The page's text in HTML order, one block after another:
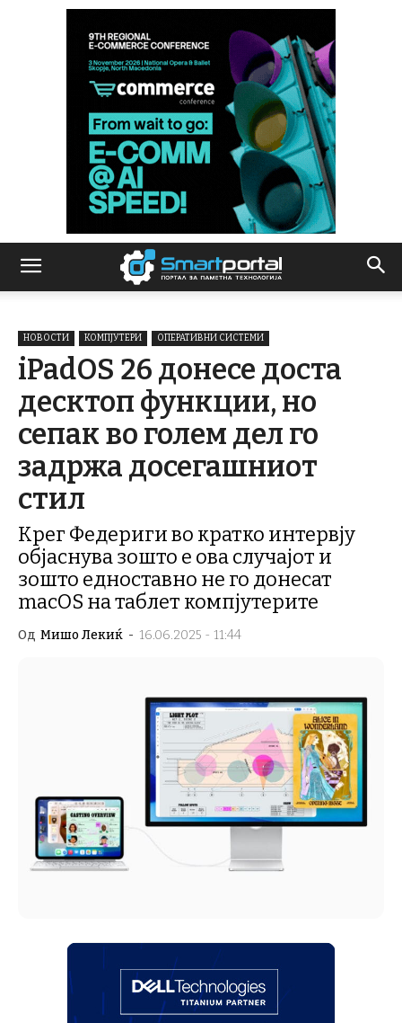
НОВОСТИ КОМПЈУТЕРИ ОПЕРАТИВНИ СИСТЕМИ
iPadOS 26 донесе доста
десктоп функции, но
сепак во голем дел го
задржа досегашниот
стил
Крег Федериги во кратко интервју
објаснува зошто е ова случајот и
зошто едноставно не го донесат
macOS на таблет компјутерите
Од Мишо Лекиќ - 16.06.2025 - 11:44